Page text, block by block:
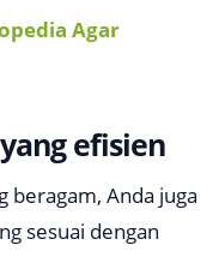
Agar
efisien
beragam, Anda juga
sesuai dengan